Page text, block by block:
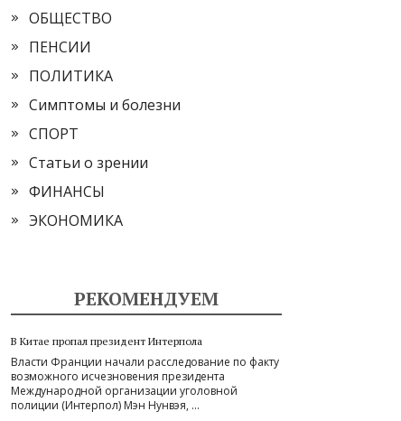
ОБЩЕСТВО
ПЕНСИИ
ПОЛИТИКА
Симптомы и болезни
СПОРТ
Статьи о зрении
ФИНАНСЫ
ЭКОНОМИКА
РЕКОМЕНДУЕМ
В Китае пропал президент Интерпола
Власти Франции начали расследование по факту
возможного исчезновения президента
Международной организации уголовной
полиции (Интерпол) Мэн Нунвэя, …